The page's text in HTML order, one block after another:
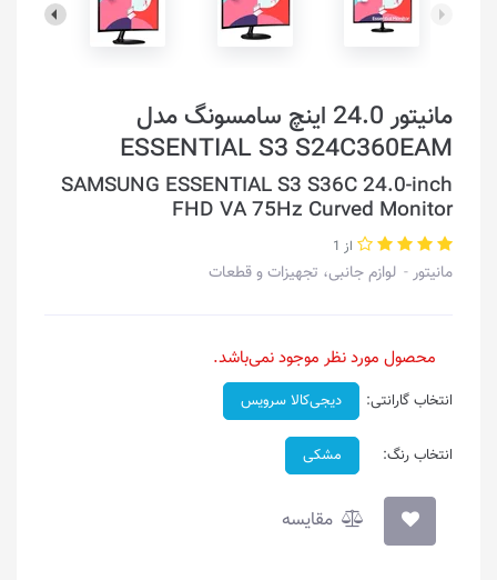
مانیتور 24.0 اینچ سامسونگ مدل
ESSENTIAL S3 S24C360EAM
SAMSUNG ESSENTIAL S3 S36C 24.0-inch
FHD VA 75Hz Curved Monitor
از 1
مانیتور لوازم جانبی، تجهیزات و قطعات
محصول مورد نظر موجود نمی‌باشد.
انتخاب گارانتی: دیجی‌کالا سرویس
انتخاب رنگ: مشکی
مقایسه